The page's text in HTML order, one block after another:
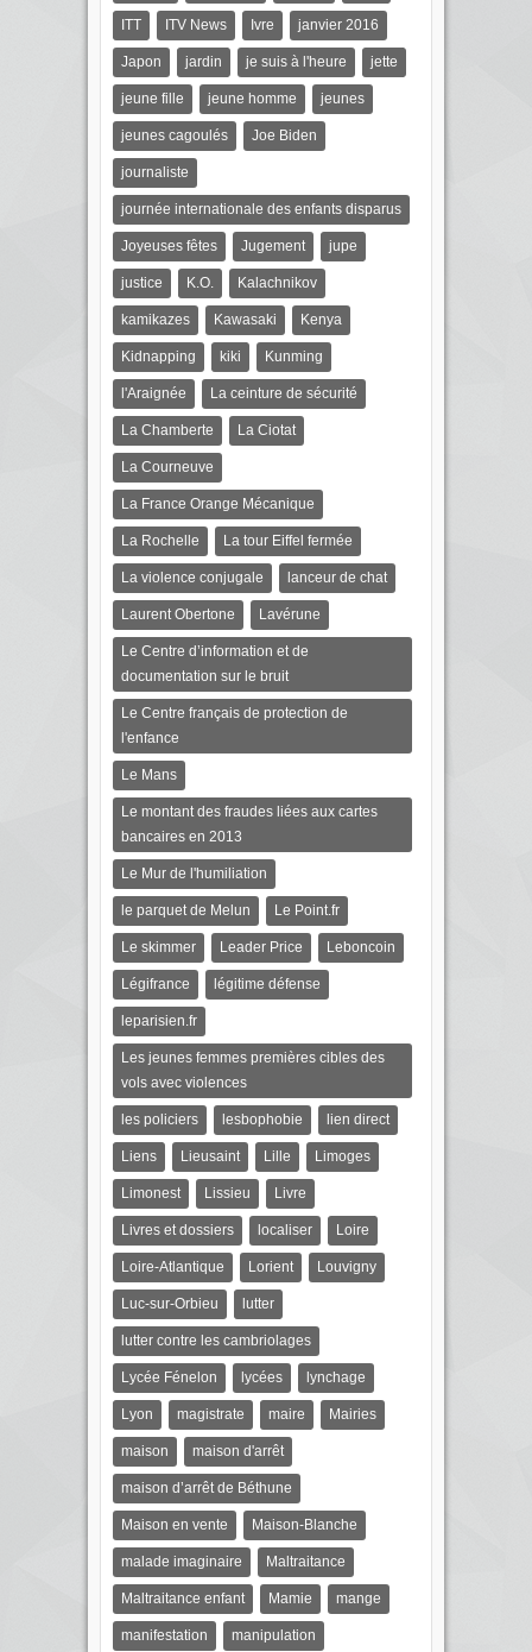
ITT ITV News Ivre janvier 2016
Japon jardin je suis à l'heure jette
jeune fille jeune homme jeunes
jeunes cagoulés Joe Biden
journaliste
journée internationale des enfants disparus
Joyeuses fêtes Jugement jupe
justice K.O. Kalachnikov
kamikazes Kawasaki Kenya
Kidnapping kiki Kunming
l'Araignée La ceinture de sécurité
La Chamberte La Ciotat
La Courneuve
La France Orange Mécanique
La Rochelle La tour Eiffel fermée
La violence conjugale lanceur de chat
Laurent Obertone Lavérune
Le Centre d’information et de
documentation sur le bruit
Le Centre français de protection de
l'enfance
Le Mans
Le montant des fraudes liées aux cartes
bancaires en 2013
Le Mur de l'humiliation
le parquet de Melun Le Point.fr
Le skimmer Leader Price Leboncoin
Légifrance légitime défense
leparisien.fr
Les jeunes femmes premières cibles des
vols avec violences
les policiers lesbophobie lien direct
Liens Lieusaint Lille Limoges
Limonest Lissieu Livre
Livres et dossiers localiser Loire
Loire-Atlantique Lorient Louvigny
Luc-sur-Orbieu lutter
lutter contre les cambriolages
Lycée Fénelon lycées lynchage
Lyon magistrate maire Mairies
maison maison d'arrêt
maison d’arrêt de Béthune
Maison en vente Maison-Blanche
malade imaginaire Maltraitance
Maltraitance enfant Mamie mange
manifestation manipulation